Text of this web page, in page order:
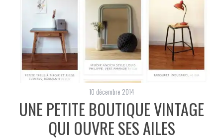
10 décembre 2014
UNE PETITE BOUTIQUE VINTAGE
QUI OUVRE SES AILES